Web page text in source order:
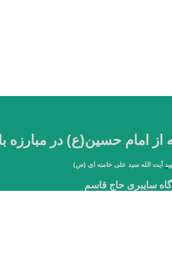
از امام حسین(ع) در مبارزه
آیت الله سید علی خامنه ای (ص)
سایبری حاج قاسم